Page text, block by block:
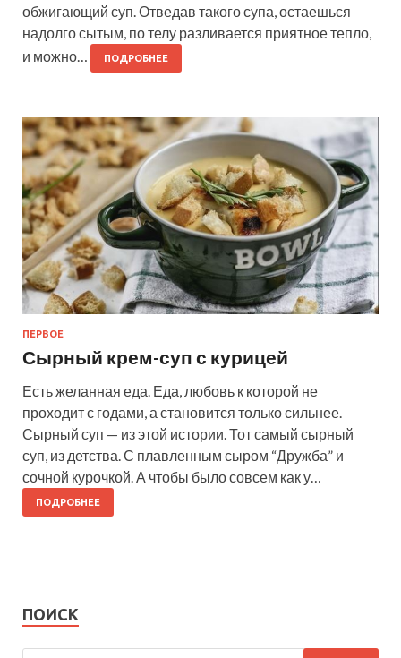
обжигающий суп. Отведав такого супа, остаешься
надолго сытым, по телу разливается приятное тепло,
и можно…
ПОДРОБНЕЕ
ПЕРВОЕ
Сырный крем-суп с курицей
Есть желанная еда. Еда, любовь к которой не
проходит с годами, а становится только сильнее.
Сырный суп — из этой истории. Тот самый сырный
суп, из детства. С плавленным сыром “Дружба” и
сочной курочкой. А чтобы было совсем как у…
ПОДРОБНЕЕ
ПОИСК